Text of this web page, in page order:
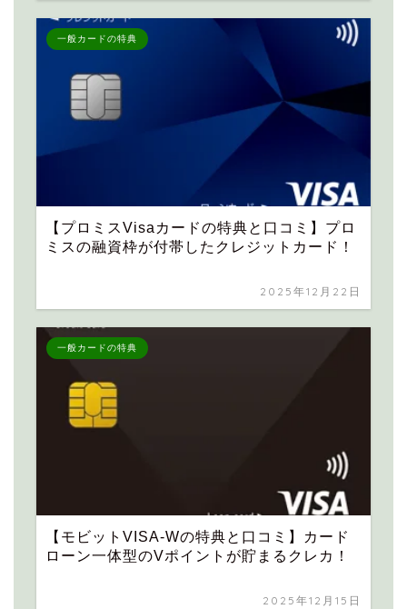
一般カードの特典
【プロミスVisaカードの特典と口コミ】プロ
ミスの融資枠が付帯したクレジットカード！
2025年12月22日
一般カードの特典
【モビットVISA-Wの特典と口コミ】カード
ローン一体型のVポイントが貯まるクレカ！
2025年12月15日